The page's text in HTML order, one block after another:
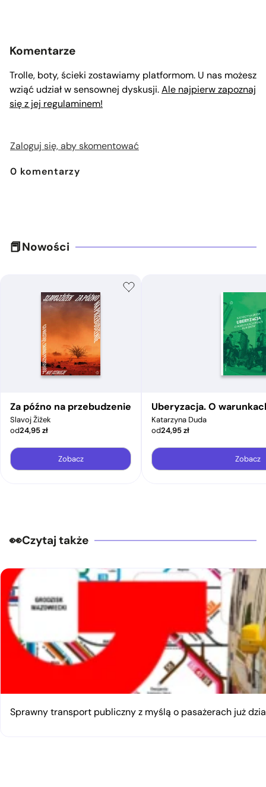
Komentarze
Trolle, boty, ścieki zostawiamy platformom. U nas możesz
wziąć udział w sensownej dyskusji.Ale najpierw zapoznaj
się z jej regulaminem!
Zaloguj się, aby skomentować
0 komentarzy
Nowości
Za późno na przebudzenie
Slavoj Žižek
od24,95zł
Zobacz
Uberyzacja. O
Katarzyna Duda
od24,95zł
Zobacz
Czytaj także
Sprawny transport publiczny z myślą o pasażerach już